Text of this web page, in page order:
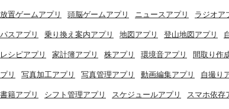
放置ゲームアプリ 頭脳ゲームアプリ ニュースアプリ ラジオア
スアプリ 乗り換え案内アプリ 地図アプリ 登山地図アプリ
レシピアプリ 家計簿アプリ 株アプリ 環境音アプリ 間取り作
リ 写真加工アプリ 写真管理アプリ 動画編集アプリ 自撮り
籍アプリ シフト管理アプリ スケジュールアプリ スマホ依存